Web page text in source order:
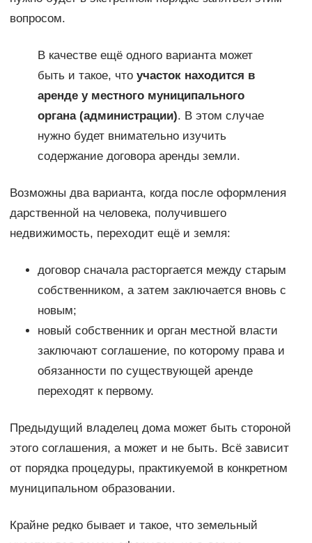
вопросом.
В качестве ещё одного варианта может
быть и такое, что участок находится в
аренде у местного муниципального
органа (администрации). В этом случае
нужно будет внимательно изучить
содержание договора аренды земли.
Возможны два варианта, когда после оформления
дарственной на человека, получившего
недвижимость, переходит ещё и земля:
договор сначала расторгается между старым
собственником, а затем заключается вновь с
новым;
новый собственник и орган местной власти
заключают соглашение, по которому права и
обязанности по существующей аренде
переходят к первому.
Предыдущий владелец дома может быть стороной
этого соглашения, а может и не быть. Всё зависит
от порядка процедуры, практикуемой в конкретном
муниципальном образовании.
Крайне редко бывает и такое, что земельный